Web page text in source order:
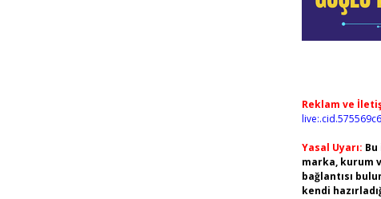
Reklam ve
Yasal Uyarı:
marka, kurum
bağlantısı
kendi